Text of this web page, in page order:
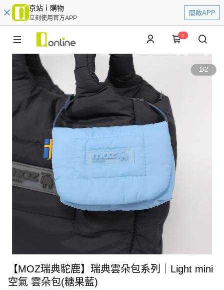
京站ｉ購物
立刻使用官方APP
開啟APP
0
1/2
【MOZ瑞典駝鹿】瑞典雲朵包系列｜Light mini
空氣 雲朵包(糖果藍)